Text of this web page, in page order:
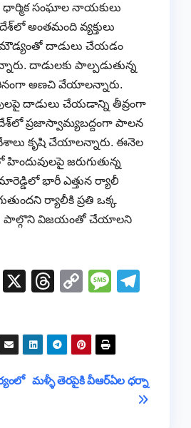
ధార్మిక సంఘాల నాయకులు
అంతమంది వ్యక్తులు
దాడులు చేయడం
దాడులకు పాల్పడుతున్న
అణచి వేయాలన్నారు.
దాడులు చేయడాన్ని తీవ్రంగా
ప్రజాస్వామ్యబద్దంగా పాలన
కృషి చేయాలన్నారు. ఈనెల
జరుగుతున్న
భారీ ఎత్తున ర్యాలీ
ర్యాలీకి ప్రతి ఒక్క
పాల్గొని విజయంతో చేయాలని
W X
T
a
d
s
C
y
Li
M
a
g
a
m
మళ్ళీ తెరపైకి వీఆర్ఏల ధర్నా